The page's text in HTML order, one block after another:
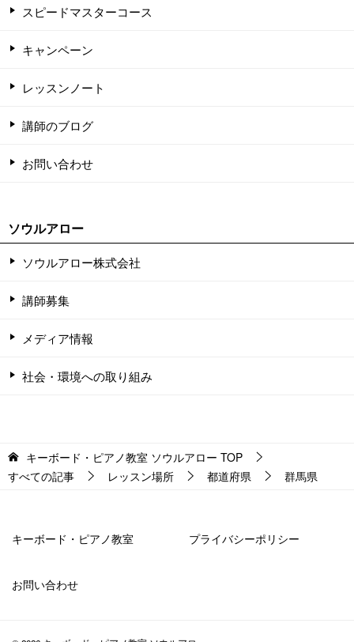
スピードマスターコース
キャンペーン
レッスンノート
講師のブログ
お問い合わせ
ソウルアロー
ソウルアロー株式会社
講師募集
メディア情報
社会・環境への取り組み
キーボード・ピアノ教室 ソウルアロー TOP
すべての記事
レッスン場所 都道府県 群馬県
キーボード・ピアノ教室 プライバシーポリシー
お問い合わせ